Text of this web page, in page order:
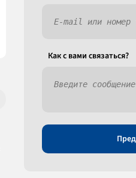
Как c вами связаться?